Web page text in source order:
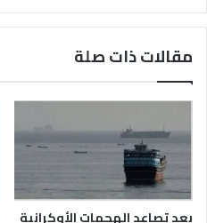
مقالات ذات صلة
بعد تصاعد الهجمات الأوكرانية